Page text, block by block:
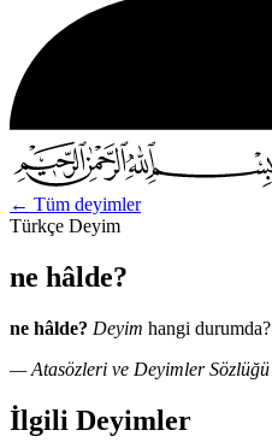
← Tüm deyimler
Türkçe Deyim
ne hâlde?
ne hâlde? Deyim hangi durumda?
— Atasözleri ve Deyimler Sözlüğü
İlgili Deyimler